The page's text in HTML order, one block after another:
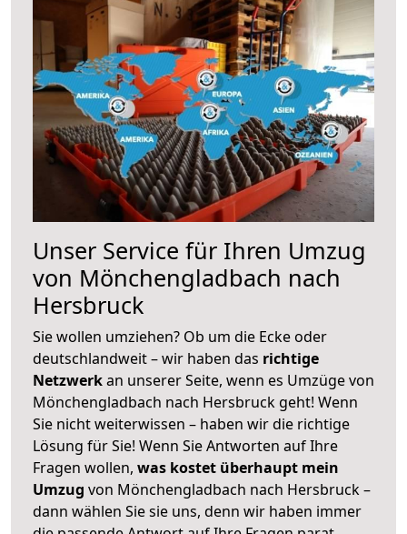
Unser Service für Ihren Umzug
von Mönchengladbach nach
Hersbruck
Sie wollen umziehen? Ob um die Ecke oder
deutschlandweit – wir haben das richtige
Netzwerkan unserer Seite, wenn es Umzüge von
Mönchengladbach nach Hersbruck geht! Wenn
Sie nicht weiterwissen – haben wir die richtige
Lösung für Sie! Wenn Sie Antworten auf Ihre
Fragen wollen, was kostet überhaupt mein
Umzug von Mönchengladbach nach Hersbruck –
dann wählen Sie sie uns, denn wir haben immer